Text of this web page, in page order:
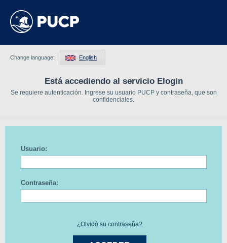
Está accediendo al servicio Elogin
Se requiere autenticación. Ingrese su usuario PUCP y contraseña, que son
confidenciales.
Change language: English
Usuario:
Contraseña:
¿Olvidó su contraseña?